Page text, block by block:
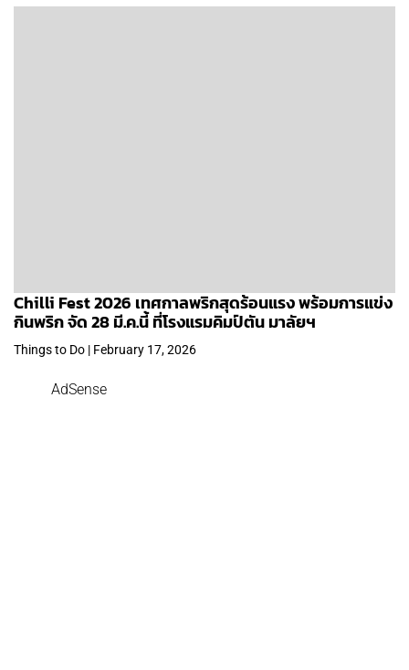
Chilli Fest 2026 เทศกาลพริกสุดร้อนแรง พร้อมการแข่ง
กินพริก จัด 28 มี.ค.นี้ ที่โรงแรมคิมป์ตัน มาลัยฯ
Things to Do | February 17, 2026
AdSense